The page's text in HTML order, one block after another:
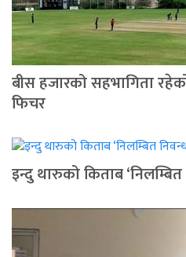
बीस हजारको सहभागिता
फिचर
इन्दु थारुको किताब ‘निलम्बित